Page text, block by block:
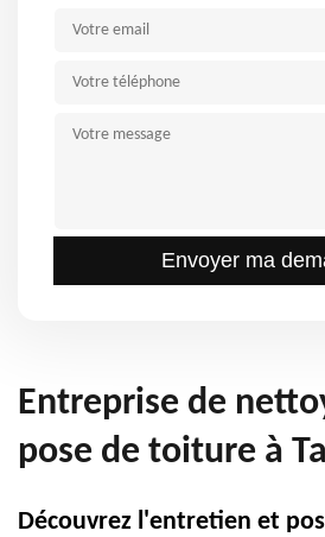
Entreprise de
pose de toiture à
Découvrez l'entretien et